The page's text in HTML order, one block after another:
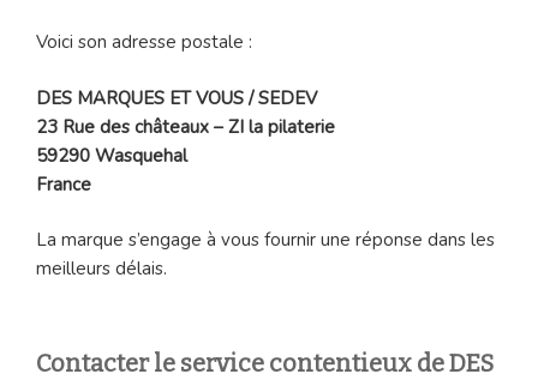
Voici son adresse postale :
DES MARQUES ET VOUS / SEDEV
23 Rue des châteaux – ZI la pilaterie
59290 Wasquehal
France
La marque s’engage à vous fournir une réponse dans les
meilleurs délais.
Contacter le service contentieux de DES